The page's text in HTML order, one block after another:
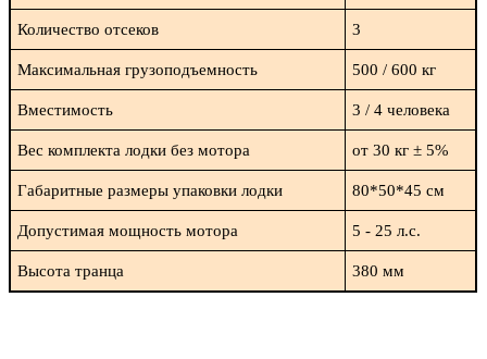
Количество отсеков 3
Максимальная грузоподъемность 500 / 600 кг
Вместимость 3 / 4 человека
Вес комплекта лодки без мотора от 30 кг ± 5%
Габаритные размеры упаковки лодки 80*50*45 см
Допустимая мощность мотора 5 - 25 л.с.
Высота транца 380 мм